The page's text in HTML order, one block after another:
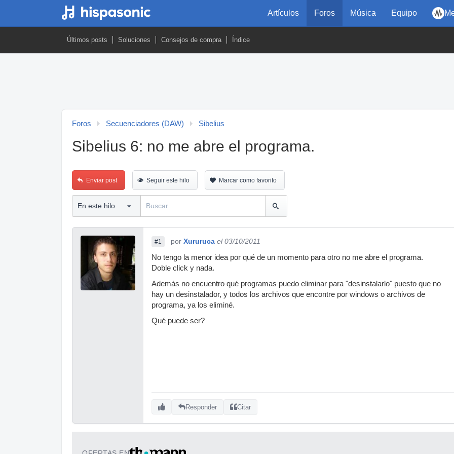
Artículos Foros Música Equipo
Últimos posts Soluciones Consejos de compra Índice
Foros Secuenciadores (DAW) Sibelius
Sibelius 6: no me abre el programa.
Enviar post Seguir este hilo Marcar como favorito
#1 por Xururuca el 03/10/2011
No tengo la menor idea por qué de un momento para otro no me abre el programa.
Doble click y nada.
Además no encuentro qué programas puedo eliminar para "desinstalarlo" puesto que no
hay un desinstalador, y todos los archivos que encontre por windows o archivos de
programa, ya los eliminé.
Qué puede ser?
Responder Citar